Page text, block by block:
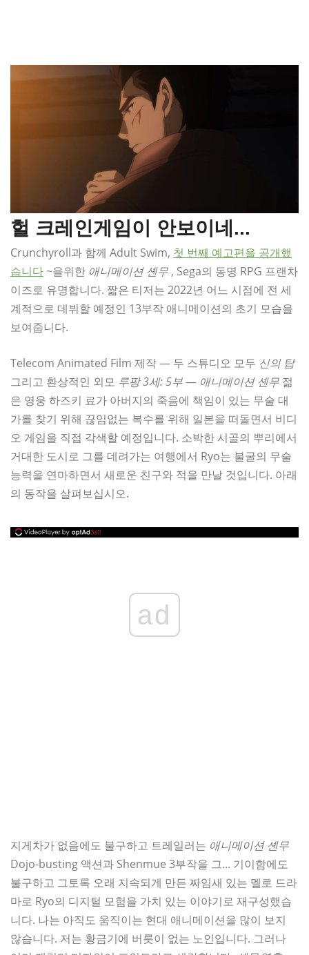
헐 크레인게임이 안보이네...
Crunchyroll과 함께 Adult Swim, 첫 번째 예고편을 공개했
습니다 ~을위한 애니메이션 셴무 , Sega의 동명 RPG 프랜차
이즈로 유명합니다. 짧은 티저는 2022년 어느 시점에 전 세
계적으로 데뷔할 예정인 13부작 애니메이션의 초기 모습을
보여줍니다.
Telecom Animated Film 제작 — 두 스튜디오 모두 신의 탑
그리고 환상적인 외모 루팡 3세: 5부— 애니메이션 셴무 젊
은 영웅 하즈키 료가 아버지의 죽음에 책임이 있는 무술 대
가를 찾기 위해 끊임없는 복수를 위해 일본을 떠돌면서 비디
오 게임을 직접 각색할 예정입니다. 소박한 시골의 뿌리에서
거대한 도시로 그를 데려가는 여행에서 Ryo는 불굴의 무술
능력을 연마하면서 새로운 친구와 적을 만날 것입니다. 아래
의 동작을 살펴보십시오.
ad
지게차가 없음에도 불구하고 트레일러는 애니메이션 셴무
Dojo-busting 액션과 Shenmue 3부작을 그... 기이함에도
불구하고 그토록 오래 지속되게 만든 짜임새 있는 멜로 드라
마로 Ryo의 디지털 모험을 가치 있는 이야기로 재구성했습
니다. 나는 아직도 움직이는 현대 애니메이션을 많이 보지
않습니다. 저는 황금기에 버릇이 없는 노인입니다. 그러나